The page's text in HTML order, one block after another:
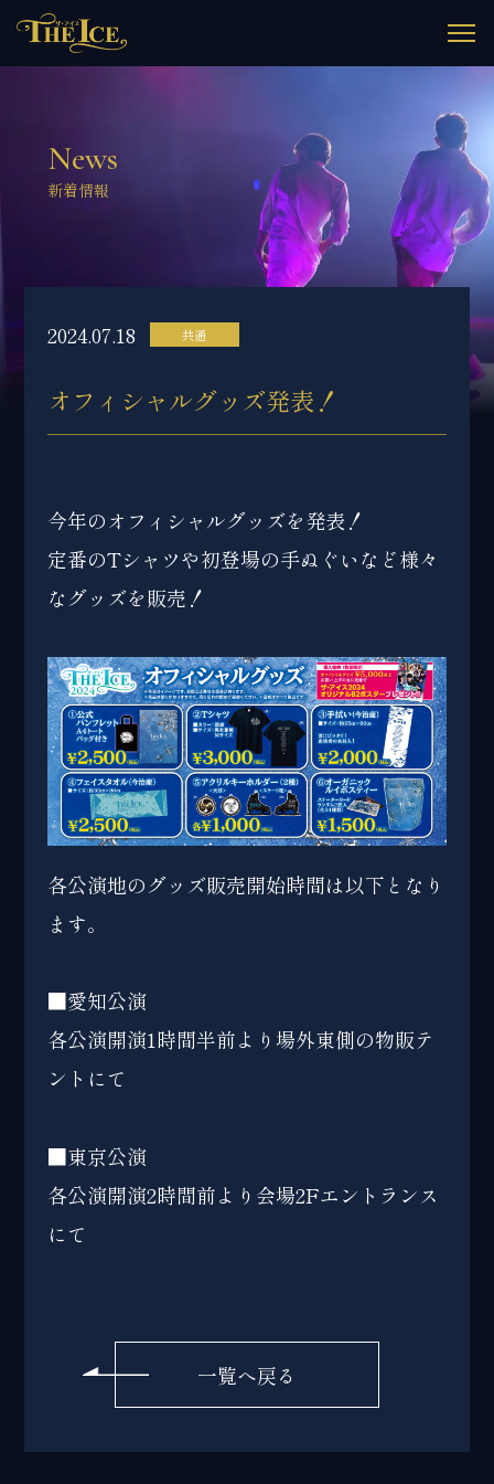
News
新着情報
2024.07.18 共通
オフィシャルグッズ発表！
今年のオフィシャルグッズを発表！
定番のTシャツや初登場の手ぬぐいなど様々
なグッズを販売！
各公演地のグッズ販売開始時間は以下となり
ます。
■愛知公演
各公演開演1時間半前より場外東側の物販テ
ントにて
■東京公演
各公演開演2時間前より会場2Fエントランス
にて
一覧へ戻る